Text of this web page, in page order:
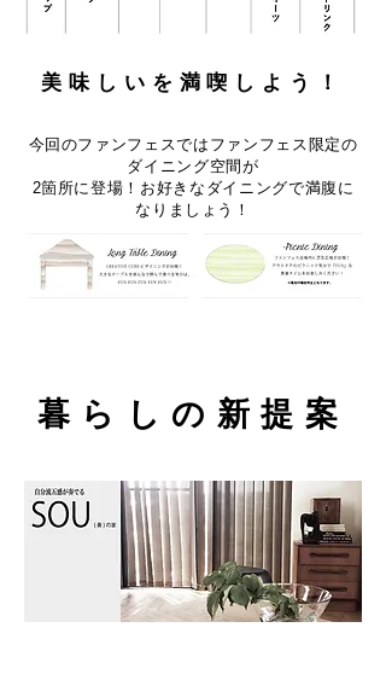
美味しいを満喫しよう！
今回のファンフェスではファンフェス限定の
ダイニング空間が
2箇所に登場！お好きなダイニングで満腹に
なりましょう！
暮らしの新提案